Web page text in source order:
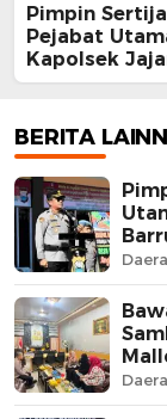
Pimpin
Pejabat
Kapolsek
Barru Harap
BERITA